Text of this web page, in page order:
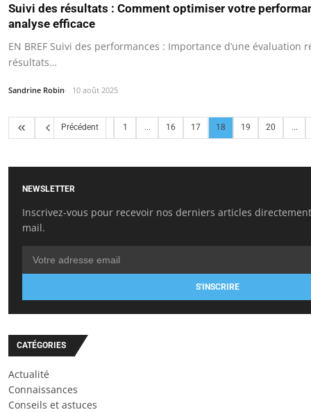
Suivi des résultats : Comment optimiser votre
analyse efficace
EN BREF Suivi des performances : Importance d’une évaluation
résultats…
Sandrine Robin 10 août 2025
Précédent 1 ... 16 17 18 19 20 ...
NEWSLETTER
Inscrivez-vous pour recevoir nos derniers articles
mail.
S'INSCRIRE
CATÉGORIES
Actualité
Connaissances
Conseils et astuces